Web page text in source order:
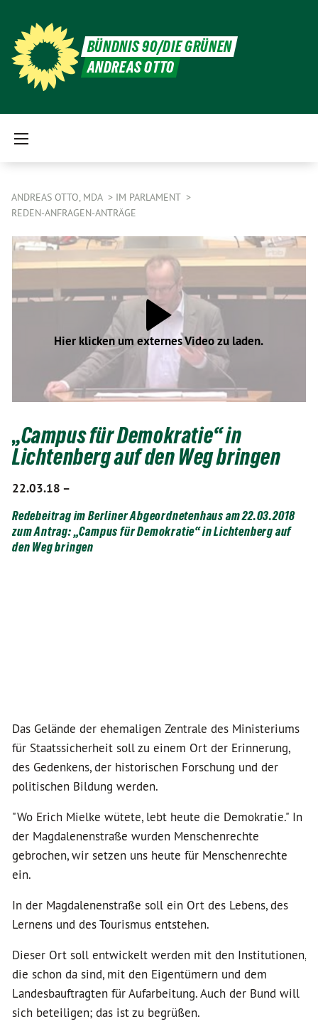
BÜNDNIS 90/DIE GRÜNEN
ANDREAS OTTO
ANDREAS OTTO, MDA
IM PARLAMENT
REDEN-ANFRAGEN-ANTRÄGE
Hier klicken um externes Video zu laden.
„Campus für Demokratie“ in
Lichtenberg auf den Weg bringen
22.03.18 –
Redebeitrag im Berliner Abgeordnetenhaus am 22.03.2018
zum Antrag: „Campus für Demokratie“ in Lichtenberg auf
den Weg bringen
Das Gelände der ehemaligen Zentrale des Ministeriums
für Staatssicherheit soll zu einem Ort der Erinnerung,
des Gedenkens, der historischen Forschung und der
politischen Bildung werden.
"Wo Erich Mielke wütete, lebt heute die Demokratie." In
der Magdalenenstraße wurden Menschenrechte
gebrochen, wir setzen uns heute für Menschenrechte
ein.
In der Magdalenenstraße soll ein Ort des Lebens, des
Lernens und des Tourismus entstehen.
Dieser Ort soll entwickelt werden mit den Institutionen,
die schon da sind, mit den Eigentümern und dem
Landesbauftragten für Aufarbeitung. Auch der Bund will
sich beteiligen; das ist zu begrüßen.